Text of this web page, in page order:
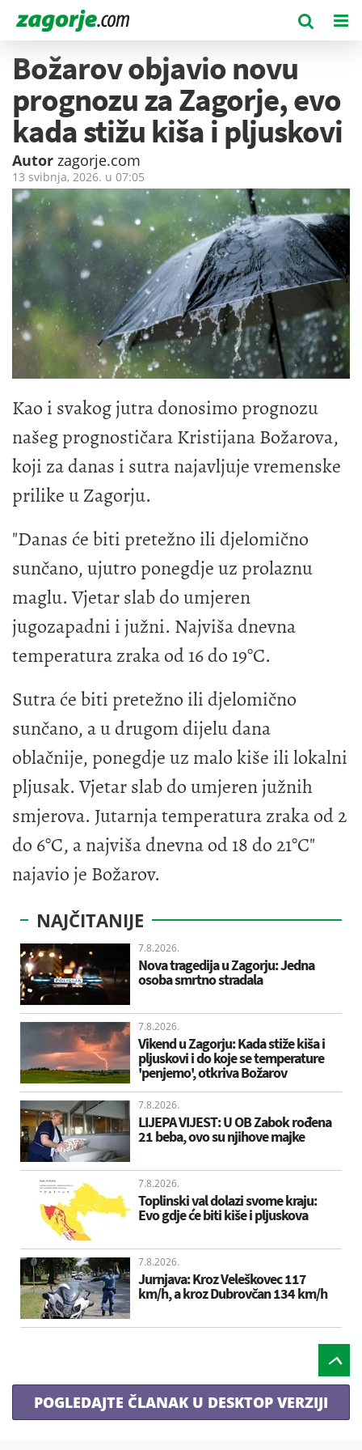
Božarov objavio novu
prognozu za Zagorje, evo
kada stižu kiša i pljuskovi
Autor zagorje.com
13 svibnja, 2026. u 07:05
Kao i svakog jutra donosimo prognozu
našeg prognostičara Kristijana Božarova,
koji za danas i sutra najavljuje vremenske
prilike u Zagorju.
"Danas će biti pretežno ili djelomično
sunčano, ujutro ponegdje uz prolaznu
maglu. Vjetar slab do umjeren
jugozapadni i južni. Najviša dnevna
temperatura zraka od 16 do 19°C.
Sutra će biti pretežno ili djelomično
sunčano, a u drugom dijelu dana
oblačnije, ponegdje uz malo kiše ili lokalni
pljusak. Vjetar slab do umjeren južnih
smjerova. Jutarnja temperatura zraka od 2
do 6°C, a najviša dnevna od 18 do 21°C"
najavio je Božarov.
NAJČITANIJE
7.8.2026.
Nova tragedija u Zagorju: Jedna
osoba smrtno stradala
7.8.2026.
Vikend u Zagorju: Kada stiže kiša i
pljuskovi i do koje se temperature
'penjemo', otkriva Božarov
7.8.2026.
LIJEPA VIJEST: U OB Zabok rođena
21 beba, ovo su njihove majke
7.8.2026.
Toplinski val dolazi svome kraju:
Evo gdje će biti kiše i pljuskova
7.8.2026.
Jurnjava: Kroz Veleškovec 117
km/h, a kroz Dubrovčan 134 km/h
POGLEDAJTE ČLANAK U DESKTOP VERZIJI